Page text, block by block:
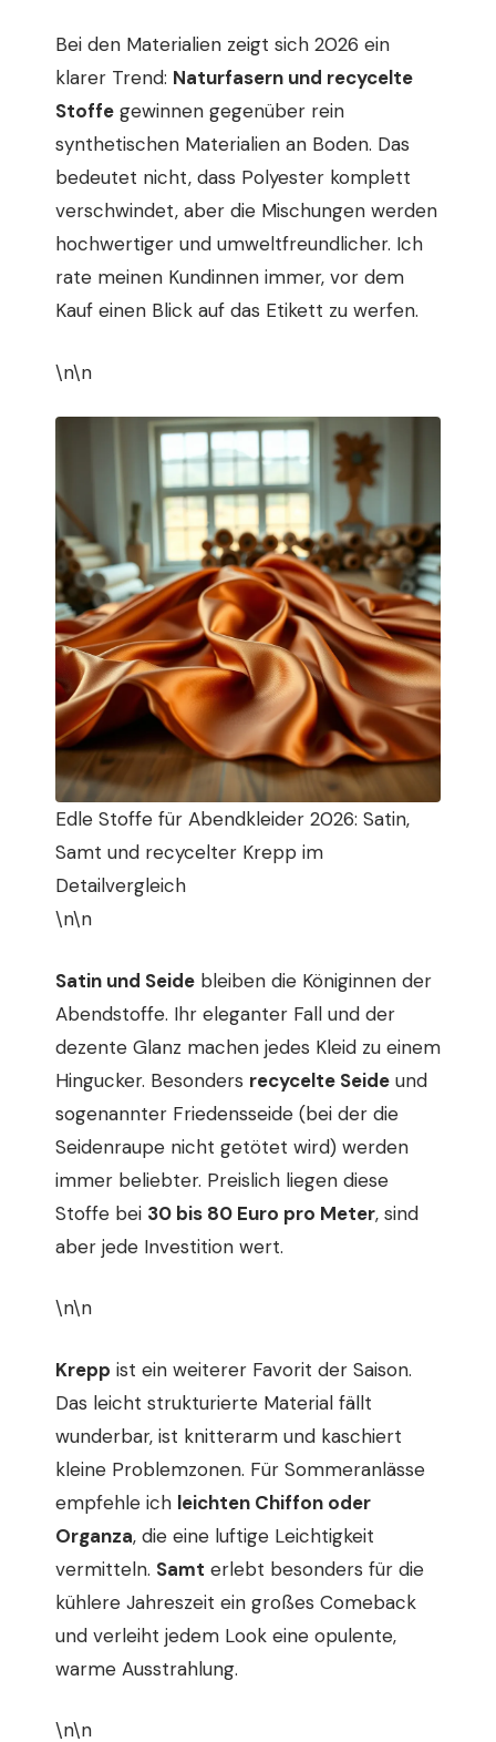
Bei den Materialien zeigt sich 2026 ein
klarer Trend: Naturfasern und recycelte
Stoffe gewinnen gegenüber rein
synthetischen Materialien an Boden. Das
bedeutet nicht, dass Polyester komplett
verschwindet, aber die Mischungen werden
hochwertiger und umweltfreundlicher. Ich
rate meinen Kundinnen immer, vor dem
Kauf einen Blick auf das Etikett zu werfen.
\n\n
Edle Stoffe für Abendkleider 2026: Satin,
Samt und recycelter Krepp im
Detailvergleich
\n\n
Satin und Seide bleiben die Königinnen der
Abendstoffe. Ihr eleganter Fall und der
dezente Glanz machen jedes Kleid zu einem
Hingucker. Besonders recycelte Seide und
sogenannter Friedensseide (bei der die
Seidenraupe nicht getötet wird) werden
immer beliebter. Preislich liegen diese
Stoffe bei 30 bis 80 Euro pro Meter, sind
aber jede Investition wert.
\n\n
Krepp ist ein weiterer Favorit der Saison.
Das leicht strukturierte Material fällt
wunderbar, ist knitterarm und kaschiert
kleine Problemzonen. Für Sommeranlässe
empfehle ich leichten Chiffon oder
Organza, die eine luftige Leichtigkeit
vermitteln. Samt erlebt besonders für die
kühlere Jahreszeit ein großes Comeback
und verleiht jedem Look eine opulente,
warme Ausstrahlung.
\n\n